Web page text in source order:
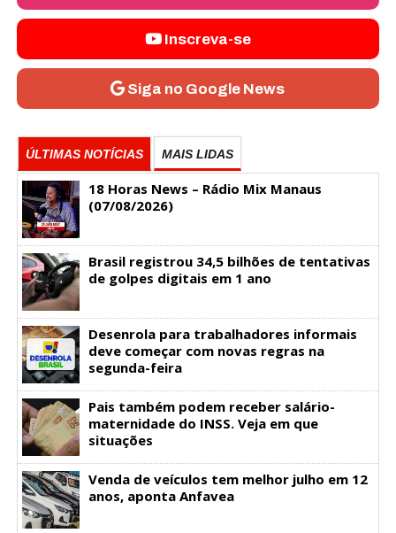
Inscreva-se
Siga no Google News
ÚLTIMAS NOTÍCIAS MAIS LIDAS
18 Horas News​​​​​​​​​​​​ – Rádio Mix Manaus
(07/08/2026)
Brasil registrou 34,5 bilhões de tentativas
de golpes digitais em 1 ano
Desenrola para trabalhadores informais
deve começar com novas regras na
segunda-feira
Pais também podem receber salário-
maternidade do INSS. Veja em que
situações
Venda de veículos tem melhor julho em 12
anos, aponta Anfavea